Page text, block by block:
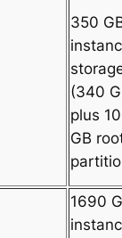
350
(340
plus 10
GB
1690